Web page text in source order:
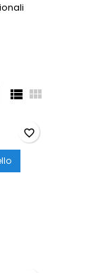
 
favorite_border